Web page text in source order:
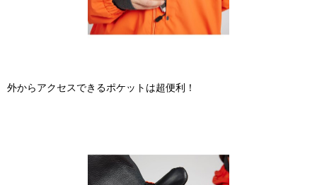
外からアクセスできるポケットは超便利！